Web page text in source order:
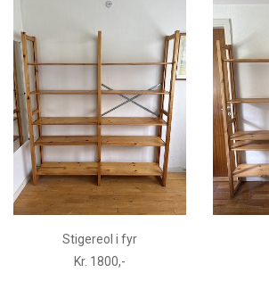
Stigereol i fyr
Kr. 1800,-